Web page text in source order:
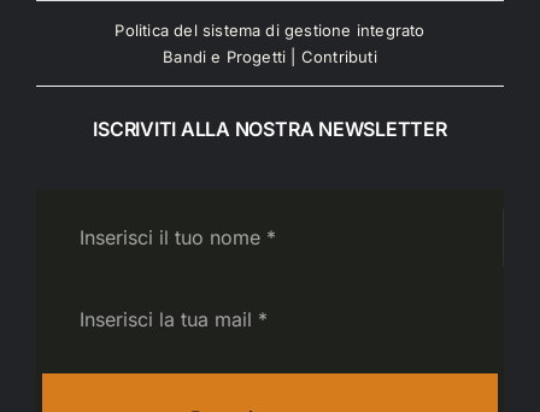
Politica del sistema di gestione integrato
Bandi e Progetti
Contributi
ISCRIVITI ALLA NOSTRA NEWSLETTER